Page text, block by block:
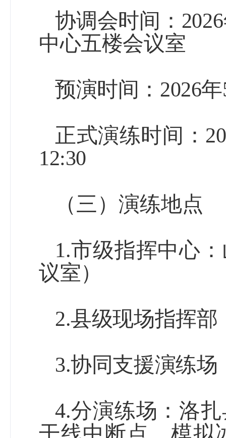
协调会时间： 2026
中心五楼会议室
预演时间： 2026年
正式演练时间：
12:30
（三） 演练地点
1.市级指挥中心
议室）
2.县级现场指挥部
3.协同支援演练场
4.分演练场：洛
干线中断点、模拟